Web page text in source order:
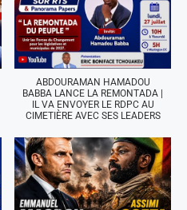
ABDOURAMAN HAMADOU
BABBA LANCE LA REMONTADA |
IL VA ENVOYER LE RDPC AU
CIMETIÈRE AVEC SES LEADERS